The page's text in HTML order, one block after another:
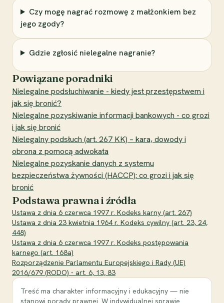
Czy mogę nagrać rozmowę z małżonkiem bez
jego zgody?
Gdzie zgłosić nielegalne nagranie?
Powiązane poradniki
Nielegalne podsłuchiwanie - kiedy jest przestępstwem i
jak się bronić?
Nielegalne pozyskiwanie informacji bankowych - co grozi
i jak się bronić
Nielegalny podsłuch (art. 267 KK) – kara, dowody i
obrona z pomocą adwokata
Nielegalne pozyskanie danych z systemu
bezpieczeństwa żywności (HACCP): co grozi i jak się
bronić
Podstawa prawna i źródła
Ustawa z dnia 6 czerwca 1997 r. Kodeks karny (art. 267)
Ustawa z dnia 23 kwietnia 1964 r. Kodeks cywilny (art. 23, 24,
448)
Ustawa z dnia 6 czerwca 1997 r. Kodeks postępowania
karnego (art. 168a)
Rozporządzenie Parlamentu Europejskiego i Rady (UE)
2016/679 (RODO) - art. 6, 13, 83
Treść ma charakter informacyjny i edukacyjny — nie
stanowi porady prawnej. W indywidualnej sprawie